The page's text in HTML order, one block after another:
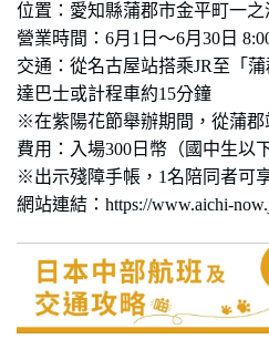
位置：愛知縣蒲郡市金平町一之
營業時間：6月1日～6月30日
交通：從名古屋站搭乘JR至「
達巴士或計程車約15分鐘
※在紫陽花節舉辦期間，從蒲郡
費用：入場300日幣（國中生以
※出示殘障手帳，1名陪同者可
網站連結：https://www.aichi-